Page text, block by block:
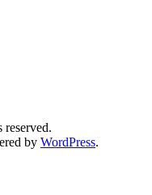
by WordPress.